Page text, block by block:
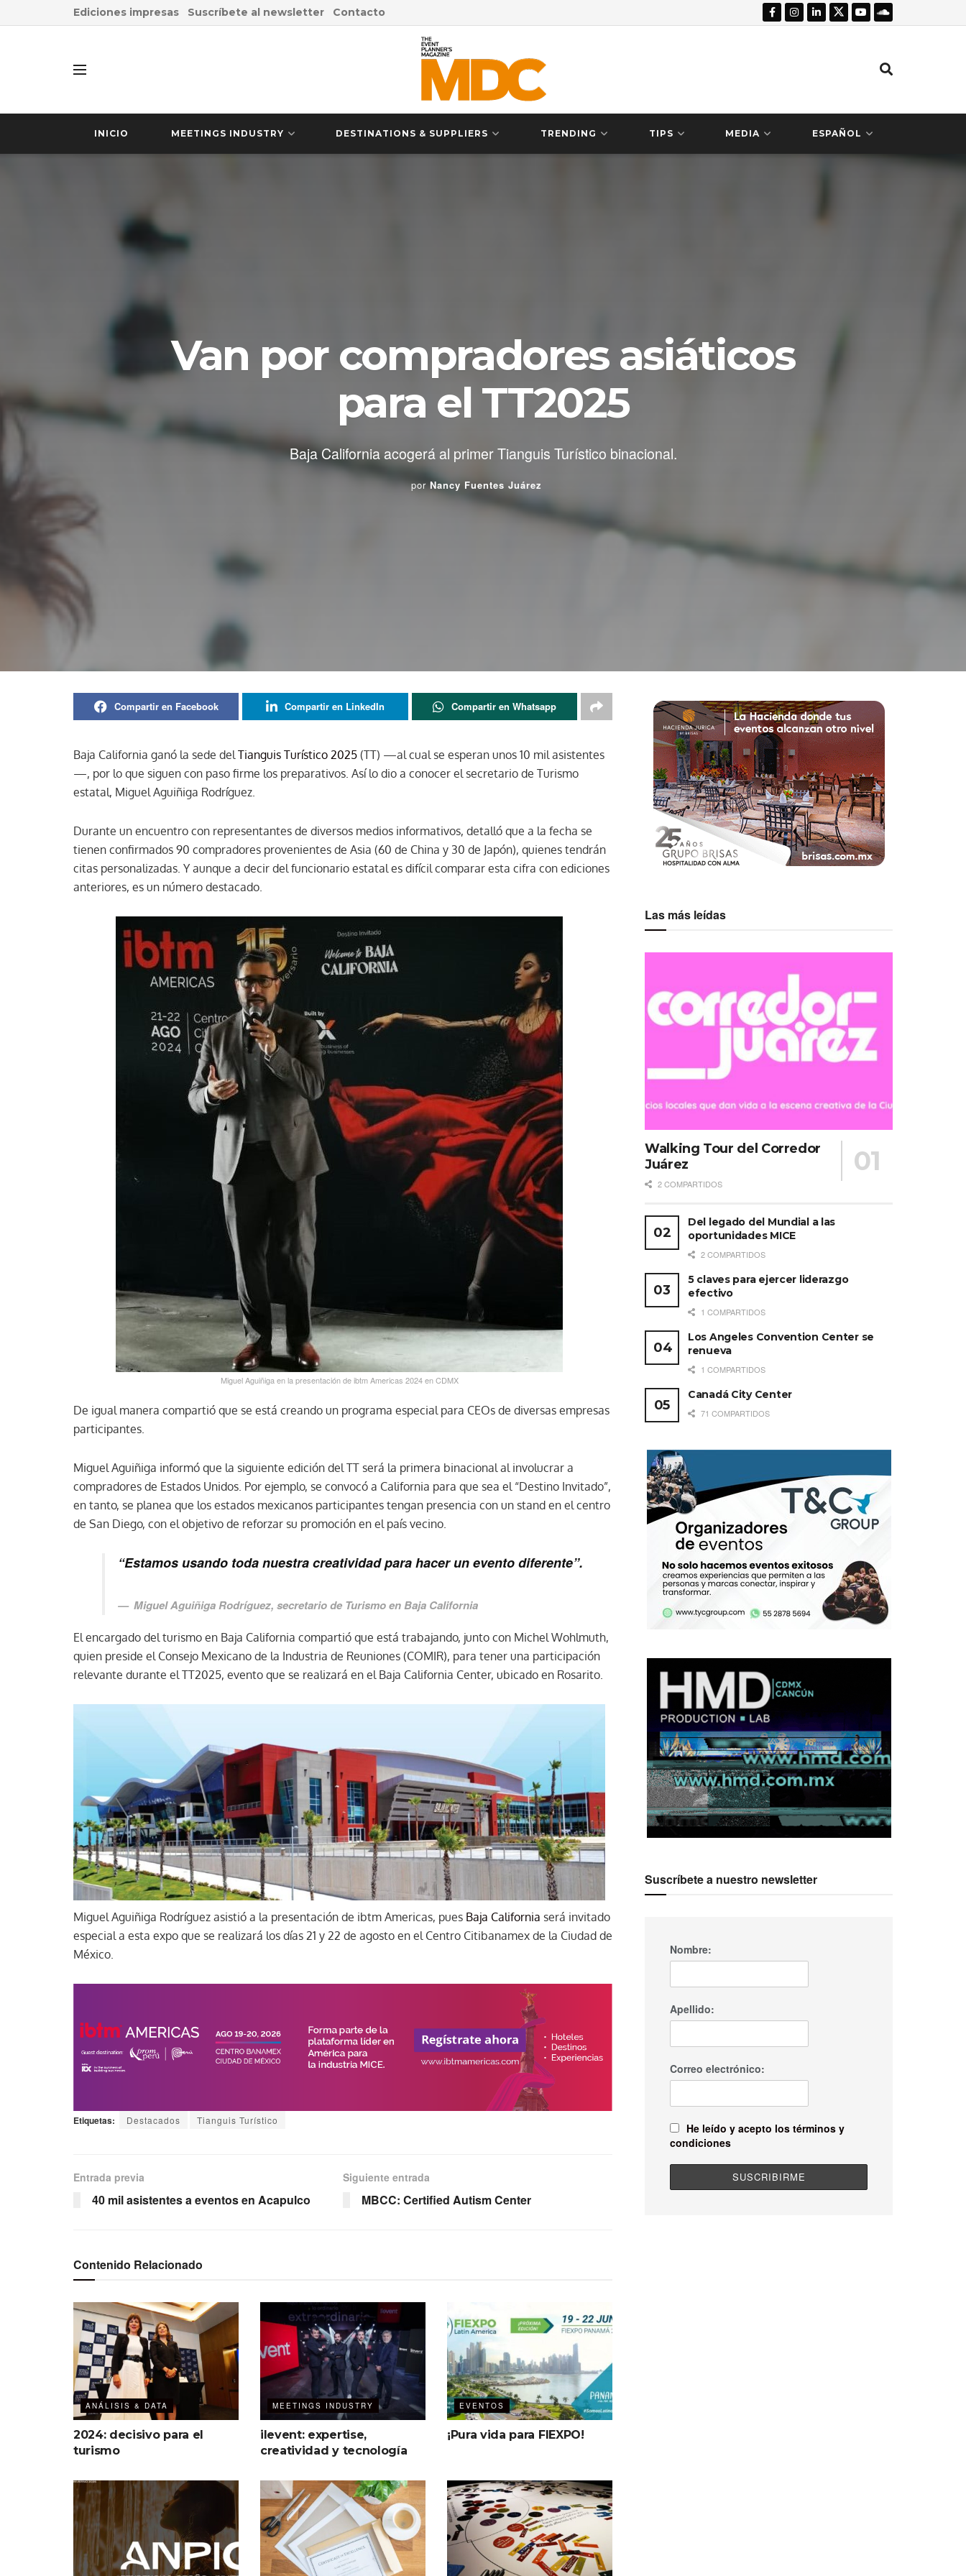
Ediciones impresas Suscríbete al newsletter Contacto
INICIO MEETINGS INDUSTRY DESTINATIONS & SUPPLIERS TRENDING TIPS MEDIA ESPAÑOL
Van por compradores asiáticos
para el TT2025
Baja California acogerá al primer Tianguis Turístico binacional.
por Nancy Fuentes Juárez
Compartir en Facebook Compartir en LinkedIn Compartir en Whatsapp
Baja California ganó la sede del Tianguis Turístico 2025 (TT) —al cual se esperan unos 10 mil asistentes
—, por lo que siguen con paso firme los preparativos. Así lo dio a conocer el secretario de Turismo
estatal, Miguel Aguiñiga Rodríguez.
Durante un encuentro con representantes de diversos medios informativos, detalló que a la fecha se
tienen confirmados 90 compradores provenientes de Asia (60 de China y 30 de Japón), quienes tendrán
citas personalizadas. Y aunque a decir del funcionario estatal es difícil comparar esta cifra con ediciones
anteriores, es un número destacado.
Miguel Aguiñiga en la presentación de ibtm Americas 2024 en CDMX
De igual manera compartió que se está creando un programa especial para CEOs de diversas empresas
participantes.
Miguel Aguiñiga informó que la siguiente edición del TT será la primera binacional al involucrar a
compradores de Estados Unidos. Por ejemplo, se convocó a California para que sea el “Destino Invitado”,
en tanto, se planea que los estados mexicanos participantes tengan presencia con un stand en el centro
de San Diego, con el objetivo de reforzar su promoción en el país vecino.
“Estamos usando toda nuestra creatividad para hacer un evento diferente”.
Miguel Aguiñiga Rodríguez, secretario de Turismo en Baja California
El encargado del turismo en Baja California compartió que está trabajando, junto con Michel Wohlmuth,
quien preside el Consejo Mexicano de la Industria de Reuniones (COMIR), para tener una participación
relevante durante el TT2025, evento que se realizará en el Baja California Center, ubicado en Rosarito.
Miguel Aguiñiga Rodríguez asistió a la presentación de ibtm Americas, pues Baja California será invitado
especial a esta expo que se realizará los días 21 y 22 de agosto en el Centro Citibanamex de la Ciudad de
México.
Etiquetas: Destacados Tianguis Turístico
Entrada previa
40 mil asistentes a eventos en Acapulco
Siguiente entrada
MBCC: Certified Autism Center
Contenido Relacionado
ANÁLISIS & DATA
2024: decisivo para el
turismo
MEETINGS INDUSTRY
ilevent: expertise,
creatividad y tecnología
EVENTOS
¡Pura vida para FIEXPO!
Las más leídas
Walking Tour del Corredor
Juárez
2 COMPARTIDOS
Del legado del Mundial a las
oportunidades MICE
2 COMPARTIDOS
5 claves para ejercer liderazgo
efectivo
1 COMPARTIDOS
Los Angeles Convention Center se
renueva
1 COMPARTIDOS
Canadá City Center
71 COMPARTIDOS
Suscríbete a nuestro newsletter
Nombre:
Apellido:
Correo electrónico:
He leído y acepto los términos y
condiciones